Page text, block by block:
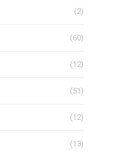
(2)
(60)
(12)
(51)
(12)
(13)